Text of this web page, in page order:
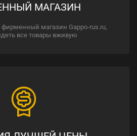
МАГАЗИН
магазин Gappo-rus.ru,
все товары вживую